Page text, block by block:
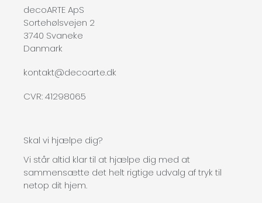
decoARTE ApS
Sortehølsvejen 2
3740 Svaneke
Danmark
kontakt@decoarte.dk
CVR: 41298065
Skal vi hjælpe dig?
Vi står altid klar til at hjælpe dig med at
sammensætte det helt rigtige udvalg af tryk til
netop dit hjem.